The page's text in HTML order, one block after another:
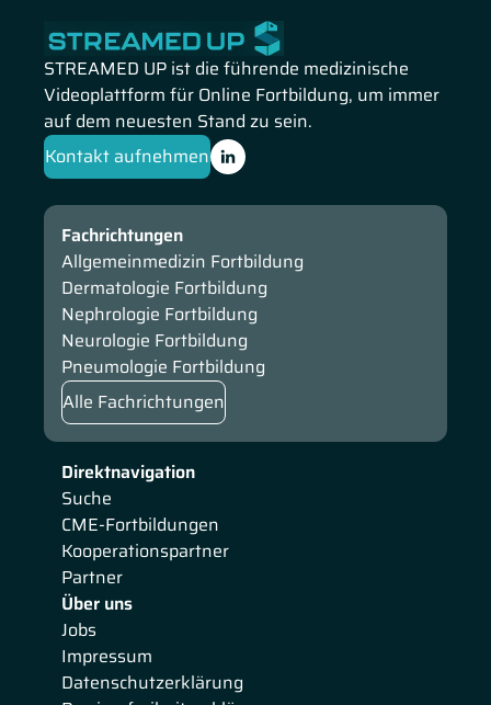
STREAMED UP ist die führende medizinische
Videoplattform für Online Fortbildung, um immer
auf dem neuesten Stand zu sein.
Kontakt aufnehmen
Direktnavigation
Suche
CME-Fortbildungen
Kooperationspartner
Partner
Über uns
Jobs
Impressum
Datenschutzerklärung
Fachrichtungen
Allgemeinmedizin Fortbildung
Dermatologie Fortbildung
Nephrologie Fortbildung
Neurologie Fortbildung
Pneumologie Fortbildung
Alle Fachrichtungen